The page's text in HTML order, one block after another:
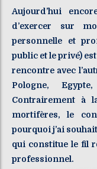
Aujourd’hui
d’exercer sur
personnelle et
public et le privé)
rencontre avec
Pologne,
Contrairement à
mortifères, le
pourquoi j’ai
qui constitue le fil
professionnel.